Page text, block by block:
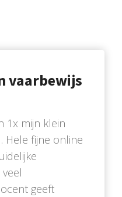
vaarbewijs
1x mijn klein
Hele fijne online
geeft